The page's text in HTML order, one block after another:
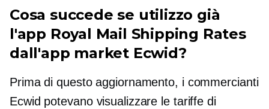
Cosa succede se utilizzo già
l'app Royal Mail Shipping Rates
dall'app market Ecwid?
Prima di questo aggiornamento, i commercianti
Ecwid potevano visualizzare le tariffe di